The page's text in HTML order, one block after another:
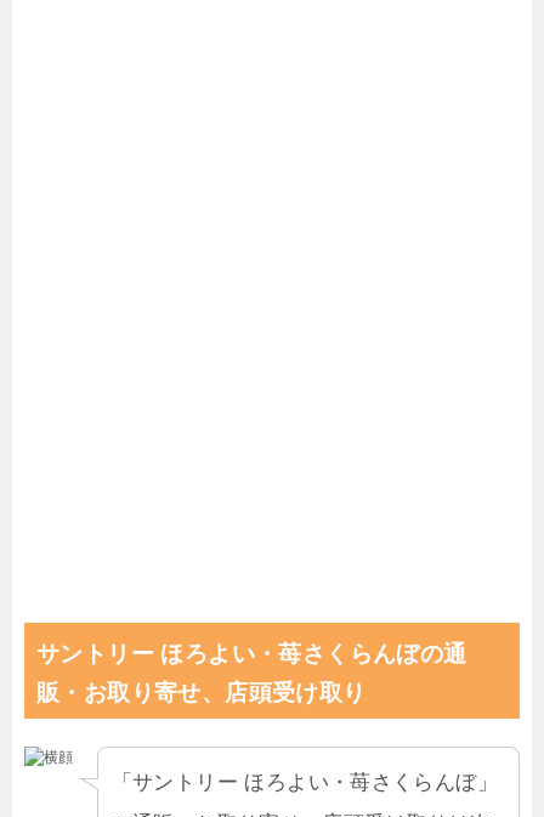
サントリー ほろよい・苺さくらんぼの通
販・お取り寄せ、店頭受け取り
「サントリー ほろよい・苺さくらんぼ」